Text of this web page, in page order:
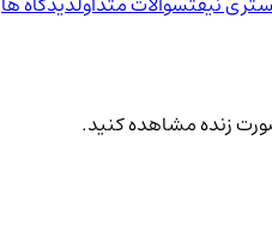
زنده مشاهده کنید.